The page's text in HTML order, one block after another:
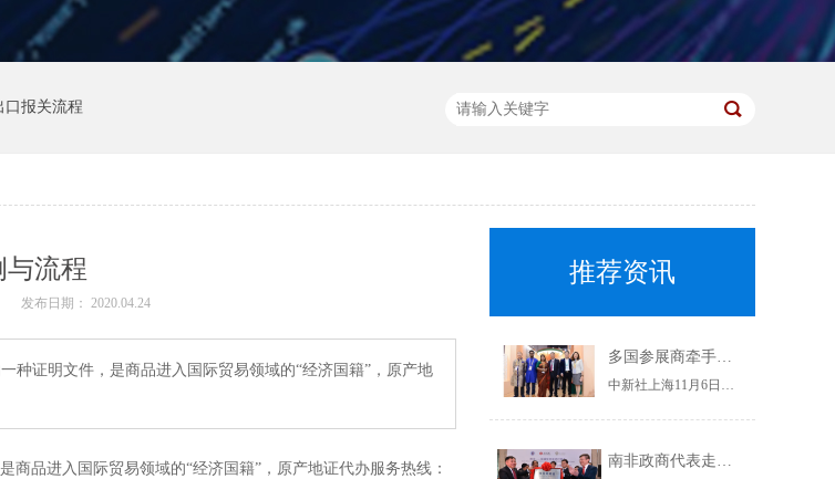
口报关流程
与流程
发布日期： 2020.04.24
种证明文件，是商品进入国际贸易领域的“经济国籍”，原产地
品进入国际贸易领域的“经济国籍”，原产地证代办服务热线：
推荐资讯
多国参展商牵手上海杨浦企业 推动优质特色产品进入中国市场
中新社上海11月6日电(记者陈静)正在举行的第二届进博会上，上海交易团杨浦交易分团6日集中与7家参展商签约，6个采购订单落地。